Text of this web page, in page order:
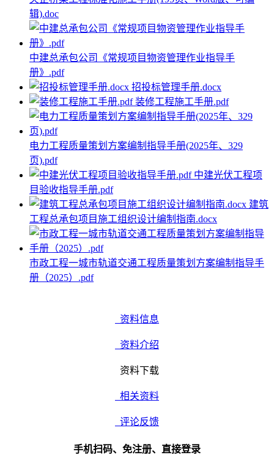
辑).doc
中建总承包公司《常规项目物资管理作业指导手
册》.pdf
招投标管理手册.docx
装修工程施工手册.pdf
电力工程质量策划方案编制指导手册(2025年、329
页).pdf
中建光伏工程项
目验收指导手册.pdf
建筑
工程总承包项目施工组织设计编制指南.docx
市政工程一城市轨道交通工程质量策划方案编制指导手
册（2025）.pdf
资料信息
资料介绍
资料下载
相关资料
评论反馈
手机扫码、免注册、直接登录